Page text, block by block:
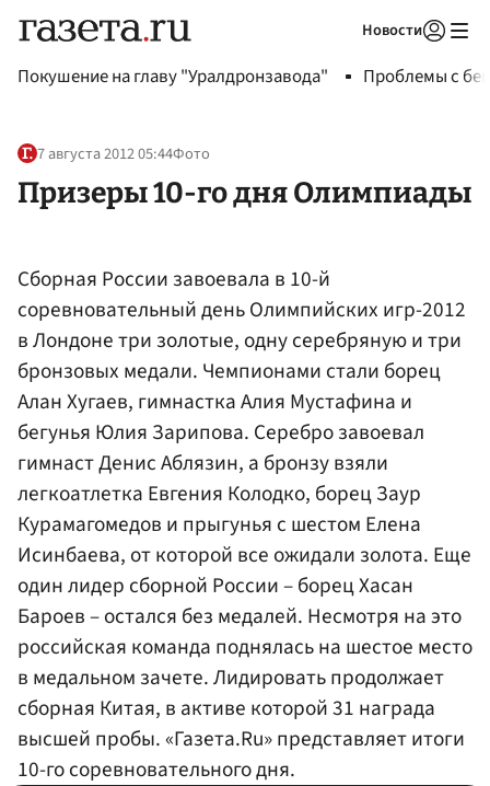
Новости
Покушение на главу "Уралдронзавода" Проблемы с
7 августа 2012 05:44Фото
Призеры 10-го дня Олимпиады
Сборная России завоевала в 10-й
соревновательный день Олимпийских игр-2012
в Лондоне три золотые, одну серебряную и три
бронзовых медали. Чемпионами стали борец
Алан Хугаев, гимнастка Алия Мустафина и
бегунья Юлия Зарипова. Серебро завоевал
гимнаст Денис Аблязин, а бронзу взяли
легкоатлетка Евгения Колодко, борец Заур
Курамагомедов и прыгунья с шестом Елена
Исинбаева, от которой все ожидали золота. Еще
один лидер сборной России – борец Хасан
Бароев – остался без медалей. Несмотря на это
российская команда поднялась на шестое место
в медальном зачете. Лидировать продолжает
сборная Китая, в активе которой 31 награда
высшей пробы. «Газета.Ru» представляет итоги
10-го соревновательного дня.